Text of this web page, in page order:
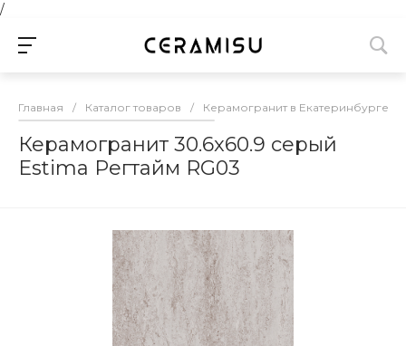
/
Главная / Каталог товаров / Керамогранит в Екатеринбурге
Керамогранит 30.6x60.9 серый
Estima Регтайм RG03